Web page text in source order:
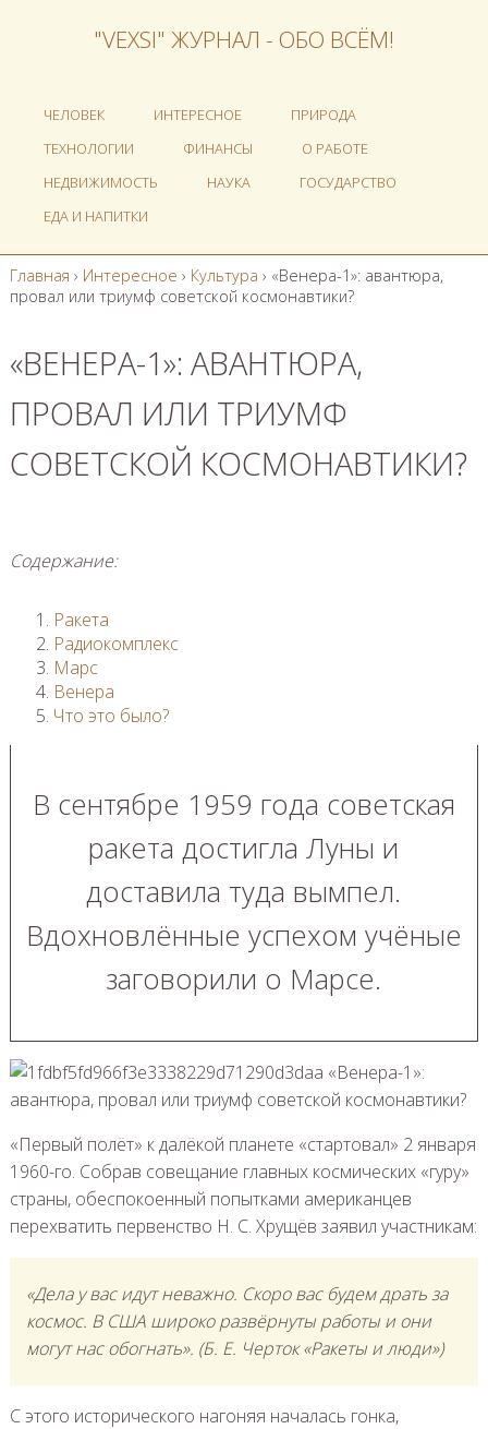
"VEXSI" ЖУРНАЛ - ОБО ВСЁМ!
ЧЕЛОВЕК ИНТЕРЕСНОЕ
ПРИРОДА
ТЕХНОЛОГИИ
ФИНАНСЫ
О РАБОТЕ
НЕДВИЖИМОСТЬ
НАУКА
ГОСУДАРСТВО
ЕДА И НАПИТКИ
Главная › Интересное › Культура › «Венера-1»: авантюра,
провал или триумф советской космонавтики?
«ВЕНЕРА-1»: АВАНТЮРА,
ПРОВАЛ ИЛИ ТРИУМФ
СОВЕТСКОЙ КОСМОНАВТИКИ?
Содержание:
Ракета
Радиокомплекс
Марс
Венера
Что это было?
В сентябре 1959 года советская
ракета достигла Луны и
доставила туда вымпел.
Вдохновлённые успехом учёные
заговорили о Марсе.
«Первый полёт» к далёкой планете «стартовал» 2 января
1960-го. Собрав совещание главных космических «гуру»
страны, обеспокоенный попытками американцев
перехватить первенство Н. С. Хрущёв заявил участникам:
«Дела у вас идут неважно. Скоро вас будем драть за
космос. В США широко развёрнуты работы и они
могут нас обогнать». (Б. Е. Черток «Ракеты и люди»)
С этого исторического нагоняя началась гонка,